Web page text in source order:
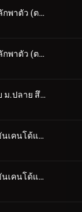
ตอนที่ 968 โคนันถูกลักพาตัว (ตอนแรก)
ตอนที่ 969 โคนันถูกลักพาตัว (ตอนจบ)
ตอนที่ 970 ยอดนักสืบ ม.ปลาย สึซึกิ โซโนโกะ
ตอนที่ 971 การแข่งขันเคนโด้แห่งความรักและปริศนา (ตอนแรก)
ตอนที่ 972 การแข่งขันเคนโด้แห่งความรักและปริศนา (ตอนจบ)